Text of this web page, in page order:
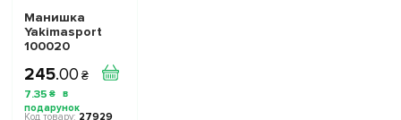
Манишка
Yakimasport
100020
червоний
245.00 ₴
7.35 ₴
27929